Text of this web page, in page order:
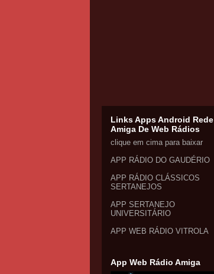
Links Apps Android Rede
Amiga De Web Rádios
clique em cima para baixar
APP RÁDIO DO GAUDÉRIO
APP RÁDIO CLÁSSICOS
SERTANEJOS
APP SERTANEJO
UNIVERSITÁRIO
APP WEB RÁDIO VITROLA
App Web Rádio Amiga